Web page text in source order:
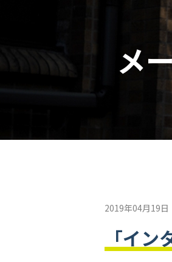
メ
2019年04月19日
「イ